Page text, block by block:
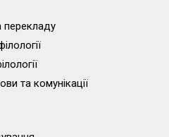
перекладу
та комунікації